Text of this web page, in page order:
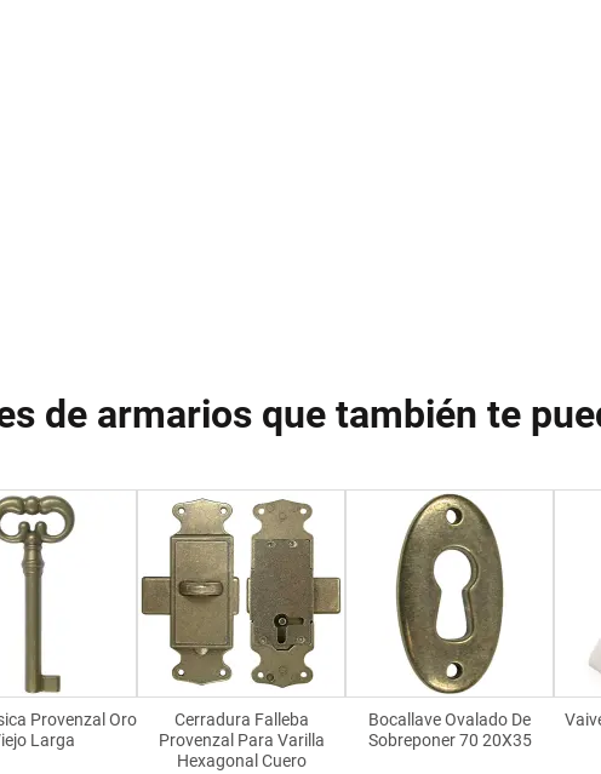
de armarios que también te
Provenzal Oro
Larga
Cerradura Falleba
Provenzal Para Varilla
Hexagonal Cuero
Bocallave Ovalado De
Sobreponer 70 20X35